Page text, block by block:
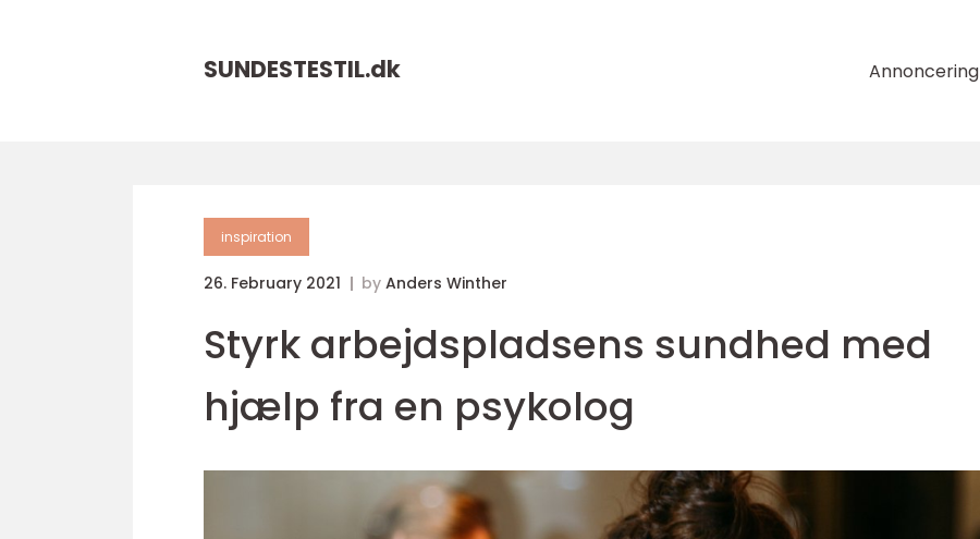
SUNDESTESTIL.dk Annoncering
inspiration
26. February 2021 by Anders Winther
Styrk arbejdspladsens sundhed med
hjælp fra en psykolog